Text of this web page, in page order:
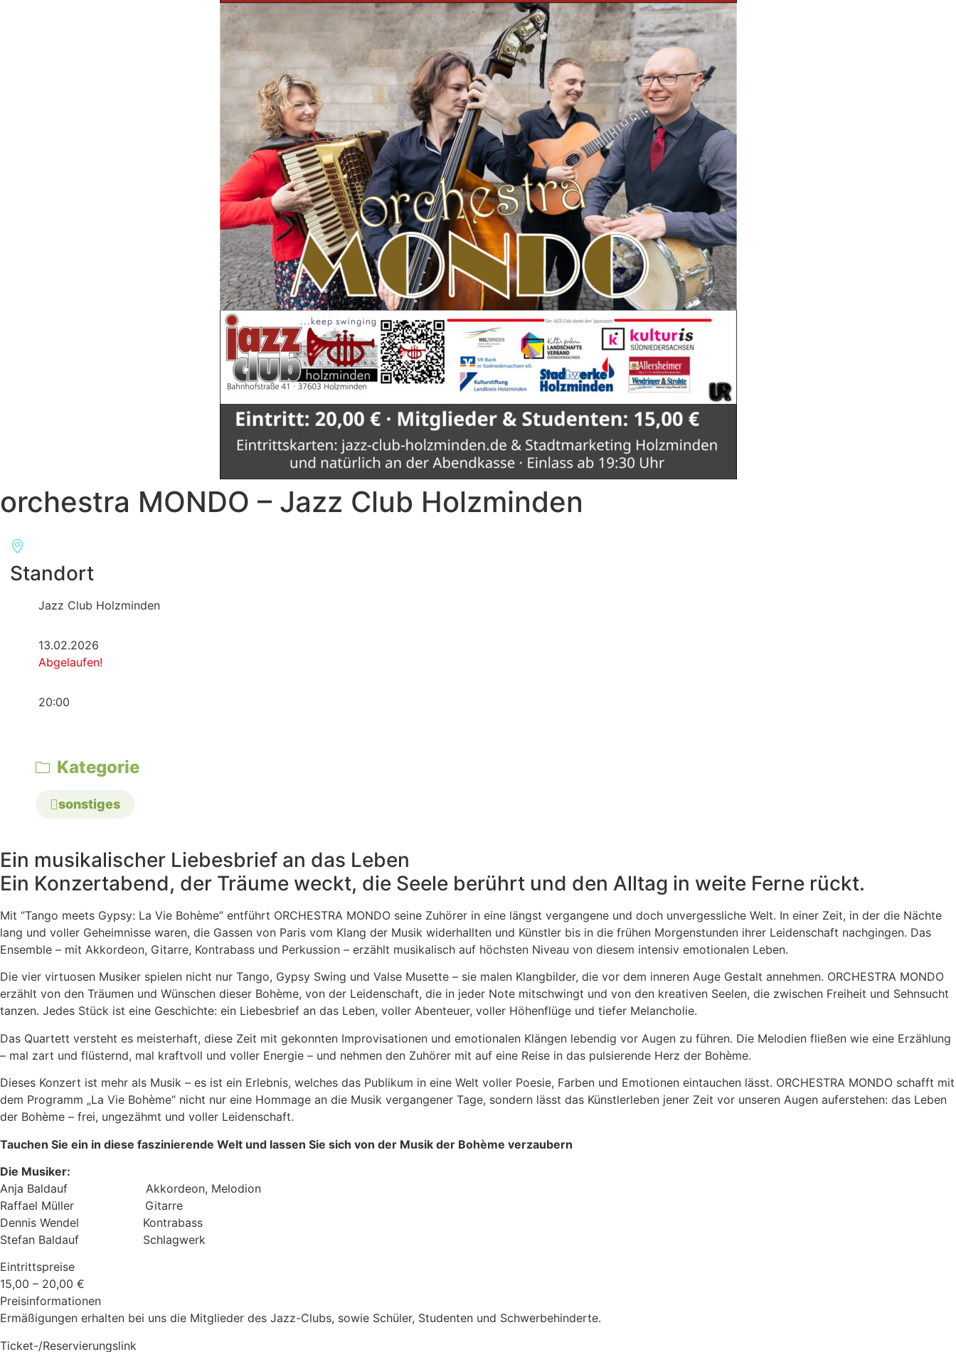
orchestra MONDO – Jazz Club Holzminden
Standort
Jazz Club Holzminden
13.02.2026
Abgelaufen!
20:00
Kategorie
sonstiges
Ein musikalischer Liebesbrief an das Leben
Ein Konzertabend, der Träume weckt, die Seele berührt und den Alltag in weite Ferne rückt.
Mit “Tango meets Gypsy: La Vie Bohème” entführt ORCHESTRA MONDO seine Zuhörer in eine längst vergangene und doch unvergessliche Welt. In einer Zeit, in der die Nächte
lang und voller Geheimnisse waren, die Gassen von Paris vom Klang der Musik widerhallten und Künstler bis in die frühen Morgenstunden ihrer Leidenschaft nachgingen. Das
Ensemble – mit Akkordeon, Gitarre, Kontrabass und Perkussion – erzählt musikalisch auf höchsten Niveau von diesem intensiv emotionalen Leben.
Die vier virtuosen Musiker spielen nicht nur Tango, Gypsy Swing und Valse Musette – sie malen Klangbilder, die vor dem inneren Auge Gestalt annehmen. ORCHESTRA MONDO
erzählt von den Träumen und Wünschen dieser Bohème, von der Leidenschaft, die in jeder Note mitschwingt und von den kreativen Seelen, die zwischen Freiheit und Sehnsucht
tanzen. Jedes Stück ist eine Geschichte: ein Liebesbrief an das Leben, voller Abenteuer, voller Höhenflüge und tiefer Melancholie.
Das Quartett versteht es meisterhaft, diese Zeit mit gekonnten Improvisationen und emotionalen Klängen lebendig vor Augen zu führen. Die Melodien fließen wie eine Erzählung
– mal zart und flüsternd, mal kraftvoll und voller Energie – und nehmen den Zuhörer mit auf eine Reise in das pulsierende Herz der Bohème.
Dieses Konzert ist mehr als Musik – es ist ein Erlebnis, welches das Publikum in eine Welt voller Poesie, Farben und Emotionen eintauchen lässt. ORCHESTRA MONDO schafft mit
dem Programm „La Vie Bohème“ nicht nur eine Hommage an die Musik vergangener Tage, sondern lässt das Künstlerleben jener Zeit vor unseren Augen auferstehen: das Leben
der Bohème – frei, ungezähmt und voller Leidenschaft.
Tauchen Sie ein in diese faszinierende Welt und lassen Sie sich von der Musik der Bohème verzaubern
Die Musiker:
Anja Baldauf Akkordeon, Melodion
Raffael Müller Gitarre
Dennis Wendel Kontrabass
Stefan Baldauf Schlagwerk
Eintrittspreise
15,00 – 20,00 €
Preisinformationen
Ermäßigungen erhalten bei uns die Mitglieder des Jazz-Clubs, sowie Schüler, Studenten und Schwerbehinderte.
Ticket-/Reservierungslink